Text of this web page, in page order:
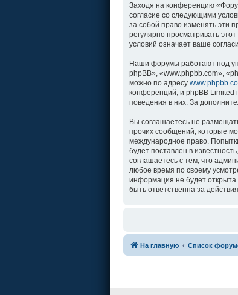
Заходя на конференцию
согласие со следующими
за собой право изменять эти
регулярно просматривать
условий означает ваше
Наши форумы работают под
phpBB», «www.phpbb.com»,
можно по адресу
конференций, и phpBB Limited
поведения в них. За
Вы соглашаетесь не
прочих сообщений, которые
международное право.
будет поставлен в
соглашаетесь с тем, что
любое время по своему
информация не будет
быть ответственна за
На главную Список